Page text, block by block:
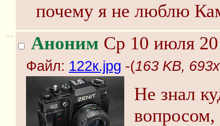
почему я не люблю
>> Аноним Ср 10 июля
Файл: 122к.jpg -(163 KB,
Не знал
вопросом,